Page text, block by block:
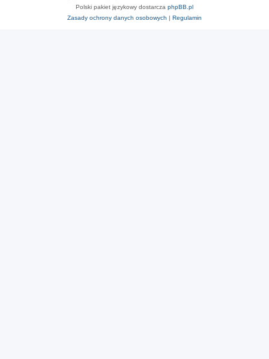
Polski pakiet językowy dostarcza phpBB.pl
Zasady ochrony danych osobowych | Regulamin